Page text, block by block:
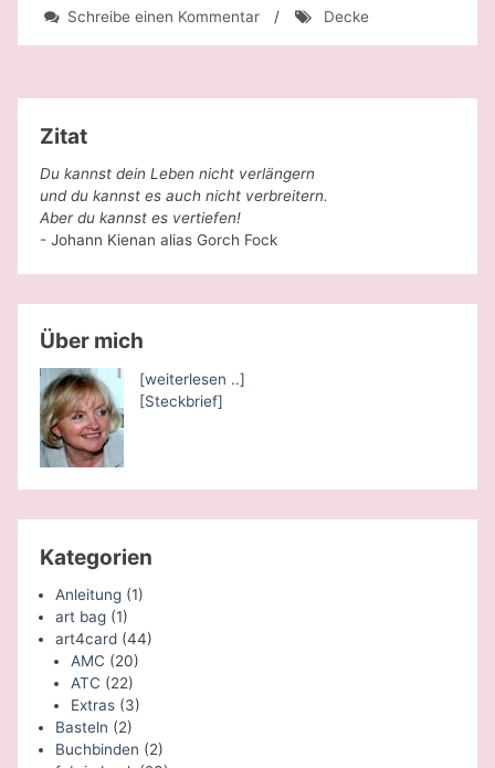
Schreibe einen Kommentarzu / Decke
Zitat
Du kannst dein Leben nicht verlängern
und du kannst es auch nicht verbreitern.
Aber du kannst es vertiefen!
- Johann Kienan alias Gorch Fock
Über mich
[weiterlesen ..]
[Steckbrief]
Kategorien
Anleitung(1)
art bag(1)
art4card(44)
AMC (20)
ATC (22)
Extras(3)
Basteln (2)
Buchbinden (2)